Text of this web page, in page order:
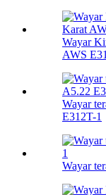
Wayar
AWS
Wayar
E312T-1
Wayar